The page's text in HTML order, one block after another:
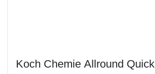
Koch Chemie Allround